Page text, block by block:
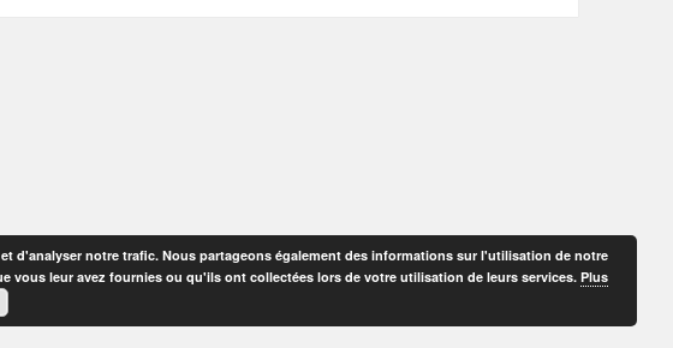
d'analyser notre trafic. Nous partageons également des informations sur l'utilisation de notre
vous leur avez fournies ou qu'ils ont collectées lors de votre utilisation de leurs services. Plus